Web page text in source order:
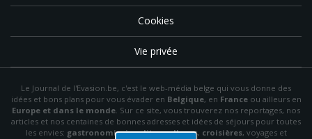
Cookies
Vie privée
Le Journal de l'Evasion.be, c'est le web-média belge qui vous donne des
idées et bons plans pour vous évader en Belgique, en Franceou ailleurs en
Europe et dans le monde. Sur ce site, vous trouverez nos reportages, nos
articles et nos centaines de bonnes adresses et idées de séjours pour toutes
les envies: gastronomie,insolite,wellness, croisières, voyages et